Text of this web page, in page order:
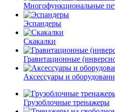
Многофункциональные
Эспандеры
Скакалки
Гравитационные
Аксессуары и
Грузоблочные тренажеры